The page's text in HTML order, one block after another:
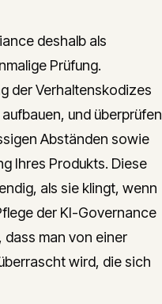
deshalb als
Prüfung.
der Verhaltenskodizes
und überprüfen
Abständen sowie
Ihres Produkts. Diese
als sie klingt, wenn
der KI-Governance
man von einer
wird, die sich